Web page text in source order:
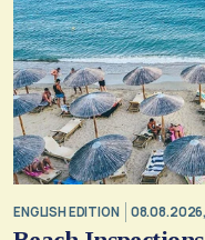
ENGLISH EDITION